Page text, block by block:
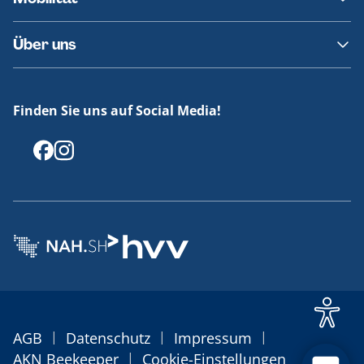
Fundsachen
Häufige Fragen
Barrierefreies Reisen
Erklärung Barrierefreiheit
Über uns
Offenlegungen
Finden Sie uns auf Social Media!
AGB | Datenschutz | Impressum |
AKN Beekeeper | Cookie-Einstellungen